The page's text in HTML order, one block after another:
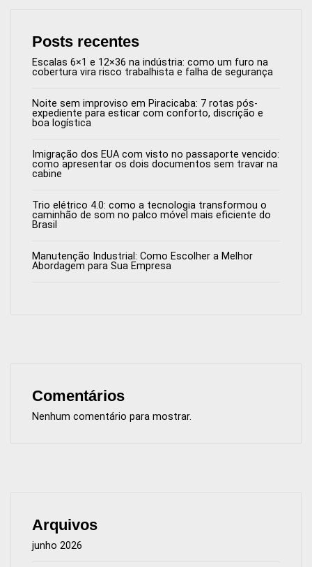
Posts recentes
Escalas 6×1 e 12×36 na indústria: como um furo na
cobertura vira risco trabalhista e falha de segurança
Noite sem improviso em Piracicaba: 7 rotas pós-
expediente para esticar com conforto, discrição e
boa logística
Imigração dos EUA com visto no passaporte vencido:
como apresentar os dois documentos sem travar na
cabine
Trio elétrico 4.0: como a tecnologia transformou o
caminhão de som no palco móvel mais eficiente do
Brasil
Manutenção Industrial: Como Escolher a Melhor
Abordagem para Sua Empresa
Comentários
Nenhum comentário para mostrar.
Arquivos
junho 2026